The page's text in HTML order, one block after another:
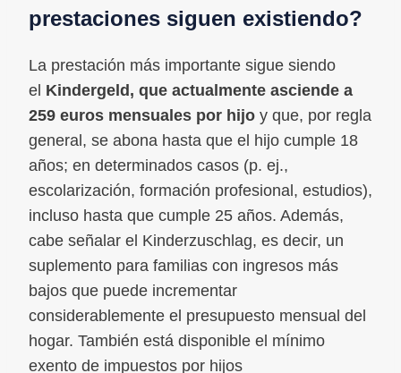
prestaciones siguen existiendo?
La prestación más importante sigue siendo
el Kindergeld, que actualmente asciende a
259 euros mensuales por hijo y que, por regla
general, se abona hasta que el hijo cumple 18
años; en determinados casos (p. ej.,
escolarización, formación profesional, estudios),
incluso hasta que cumple 25 años. Además,
cabe señalar el Kinderzuschlag, es decir, un
suplemento para familias con ingresos más
bajos que puede incrementar
considerablemente el presupuesto mensual del
hogar. También está disponible el mínimo
exento de impuestos por hijos